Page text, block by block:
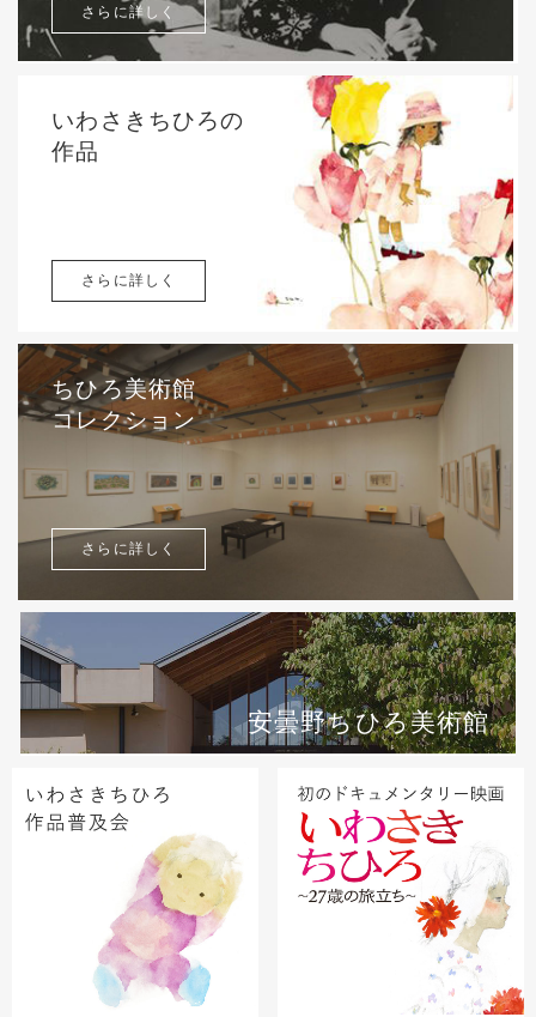
さらに詳しく
いわさきちひろの
作品
さらに詳しく
ちひろ美術館
コレクション
さらに詳しく
安曇野ちひろ美術館